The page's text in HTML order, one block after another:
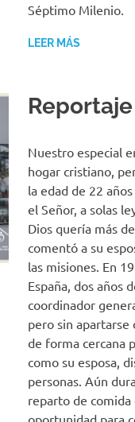
Séptimo Milenio.
LEER MÁS
Nuestro especial
hogar cristiano,
la edad de 22
el Señor, a solas
Dios quería más
comentó a su
las misiones. En
España, dos años
coordinador
pero sin
de forma cercana
como su esposa,
personas. Aún
reparto de
oportunidad para